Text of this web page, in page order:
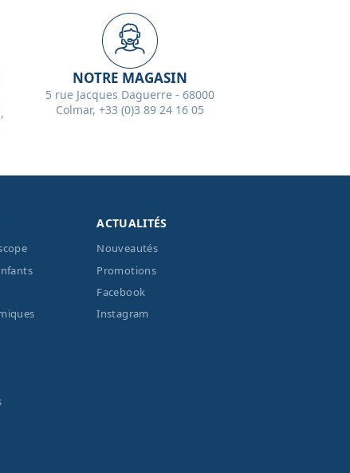
NOTRE MAGASIN
5 rue Jacques Daguerre - 68000
Colmar, +33 (0)3 89 24 16 05
ACTUALITÉS
Nouveautés
Promotions
Facebook
Instagram